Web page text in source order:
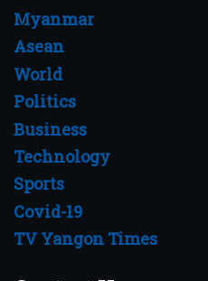
Myanmar
Asean
World
Politics
Business
Technology
Sports
Covid-19
TV Yangon Times